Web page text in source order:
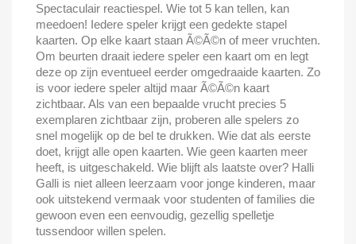
Spectaculair reactiespel. Wie tot 5 kan tellen, kan
meedoen! Iedere speler krijgt een gedekte stapel
kaarten. Op elke kaart staan Ã©Ã©n of meer vruchten.
Om beurten draait iedere speler een kaart om en legt
deze op zijn eventueel eerder omgedraaide kaarten. Zo
is voor iedere speler altijd maar Ã©Ã©n kaart
zichtbaar. Als van een bepaalde vrucht precies 5
exemplaren zichtbaar zijn, proberen alle spelers zo
snel mogelijk op de bel te drukken. Wie dat als eerste
doet, krijgt alle open kaarten. Wie geen kaarten meer
heeft, is uitgeschakeld. Wie blijft als laatste over? Halli
Galli is niet alleen leerzaam voor jonge kinderen, maar
ook uitstekend vermaak voor studenten of families die
gewoon even een eenvoudig, gezellig spelletje
tussendoor willen spelen.